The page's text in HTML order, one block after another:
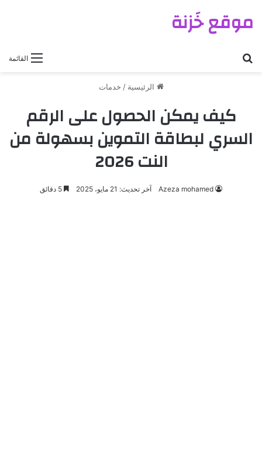
القائمة
موقع خَزنة
الرئيسية / خدمات
كيف يمكن الحصول على الرقم
السري لبطاقة التموين بسهولة من
النت 2026
Azeza mohamed آخر تحديث: 21 مايو، 2025